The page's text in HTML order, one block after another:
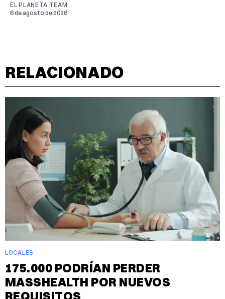
EL PLANETA TEAM
6 de agosto de 2026
RELACIONADO
LOCALES
175.000 PODRÍAN PERDER
MASSHEALTH POR NUEVOS
REQUISITOS